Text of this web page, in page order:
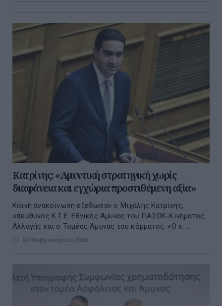
Κατρίνης: «Αμυντική στρατηγική χωρίς
διαφάνεια και εγχώρια προστιθέμενη αξία»
Κοινή ανακοίνωση εξέδωσαν ο Μιχάλης Κατρίνης,
υπεύθυνος Κ.Τ.Ε. Εθνικής Άμυνας του ΠΑΣΟΚ-Κινήματος
Αλλαγής και ο Τομέας Άμυνας του κόμματος. «Ο κ. ...
02 Φεβρουαρίου 2026